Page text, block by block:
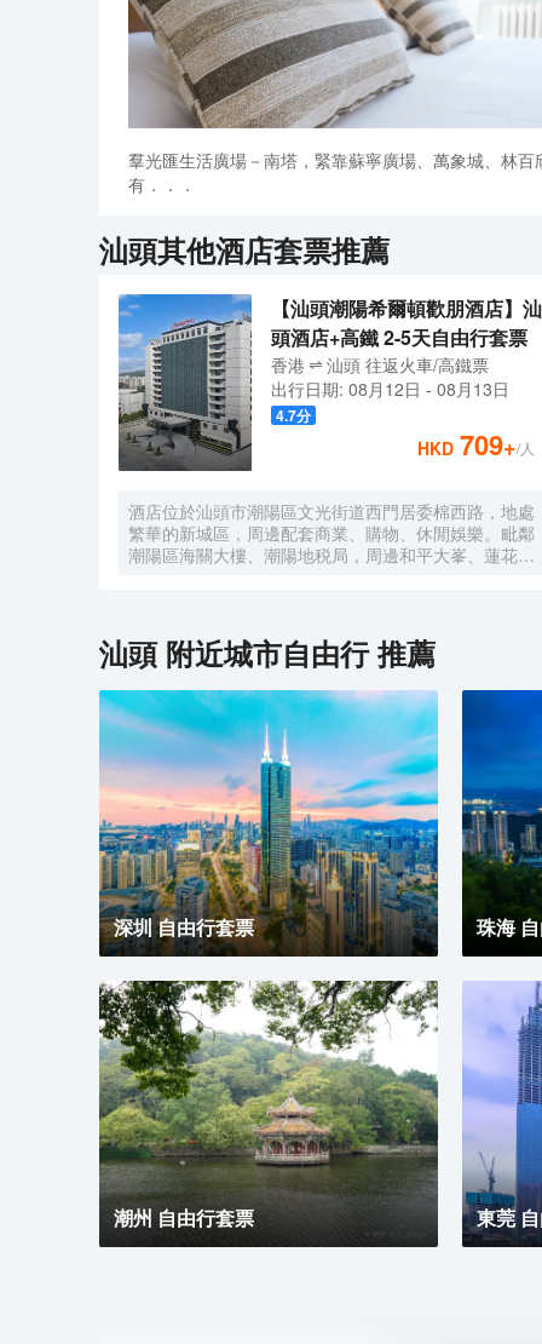
羣光匯生活廣場－南塔，緊靠蘇寧廣場、萬象城、林
有．．．
汕頭其他酒店套票推薦
【汕頭潮陽希爾頓歡朋酒店】汕
頭酒店+高鐵 2-5天自由行套票
香港 汕頭 往返火車/高鐵票
出行日期: 08月12日 - 08月13日
4.7分
HKD 709+/人
酒店位於汕頭市潮陽區文光街道西門居委棉西路，地處
繁華的新城區，周邊配套商業、購物、休閒娛樂。毗鄰
潮陽區海關大樓、潮陽地税局，周邊和平大峯、蓮花
牌“Peter Thomas Roth”作為指定洗浴用品；獨具希爾
頓歡朋特色的“HUB” 大堂，集歡迎、聚會、休閒及商
務功能於一體，酒店同時設有健康格調全日制餐廳、多
功能精英會議室、樂動健身房、洗衣房等商務配套設
施，另客房設有親子沙發床和其他兒童用品，是您商旅
出行、親子出遊的理想下榻選擇！
汕頭附近城市自由行 推薦
深圳 自由行套票 珠海
潮州 自由行套票 東莞